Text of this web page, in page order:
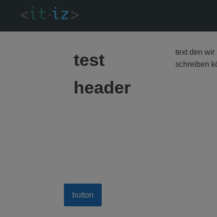
test
header
text den wir
schreiben
button